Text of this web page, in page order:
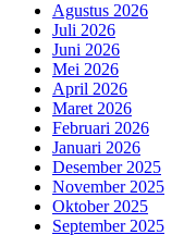
Agustus 2026
Juli 2026
Juni 2026
Mei 2026
April 2026
Maret 2026
Februari 2026
Januari 2026
Desember 2025
November 2025
Oktober 2025
September 2025